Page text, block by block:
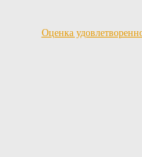
Оценка